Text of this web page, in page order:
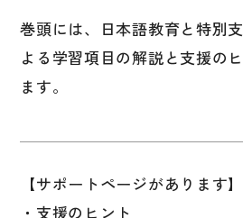
言語学
試験対策
異文化間コミュニケーション
多言語社会・言語政策
言語の諸相
巻頭には、日本語教育と特別
よる学習項目の解説と支援の
ます。
【サポートページがあります】
・支援のヒント